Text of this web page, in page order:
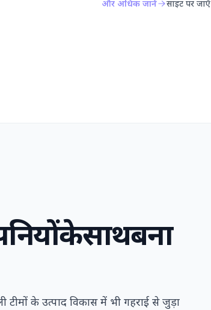
और अधिक जानें साइट पर जाएँ
केसाथबना
के उत्पाद विकास में भी गहराई से जुड़ा